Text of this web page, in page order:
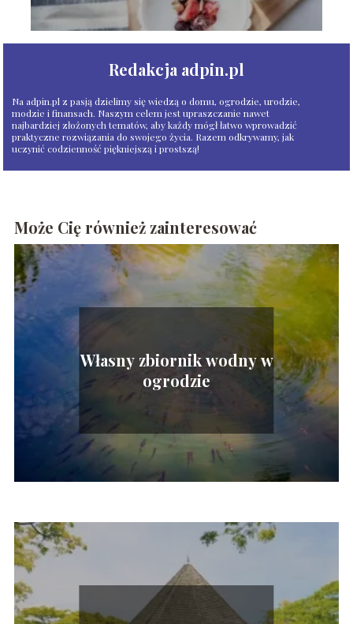
Redakcja adpin.pl
Na adpin.pl z pasją dzielimy się wiedzą o domu, ogrodzie, urodzie,
modzie i finansach. Naszym celem jest upraszczanie nawet
najbardziej złożonych tematów, aby każdy mógł łatwo wprowadzić
praktyczne rozwiązania do swojego życia. Razem odkrywamy, jak
uczynić codzienność piękniejszą i prostszą!
Może Cię również zainteresować
Własny zbiornik wodny w
ogrodzie